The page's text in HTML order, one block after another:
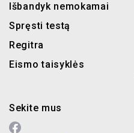
Išbandyk nemokamai
Spręsti testą
Regitra
Eismo taisyklės
Sekite mus